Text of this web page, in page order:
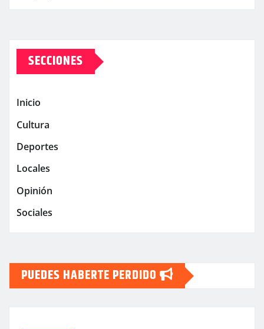
SECCIONES
Inicio
Cultura
Deportes
Locales
Opinión
Sociales
PUEDES HABERTE PERDIDO